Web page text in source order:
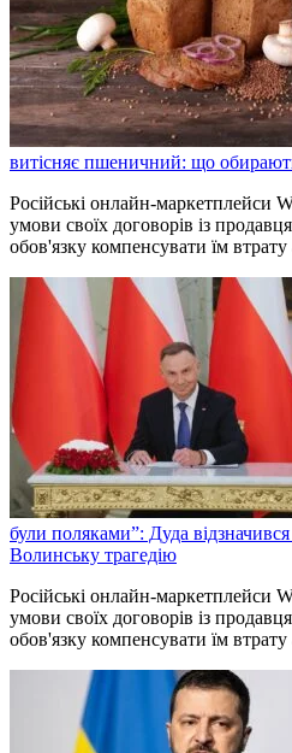
витісняє пшеничний: що
Російські онлайн-маркетплейси
умови своїх договорів із
обов'язку компенсувати їм
були поляками”: Дуда
Волинську трагедію
Російські онлайн-маркетплейси
умови своїх договорів із
обов'язку компенсувати їм